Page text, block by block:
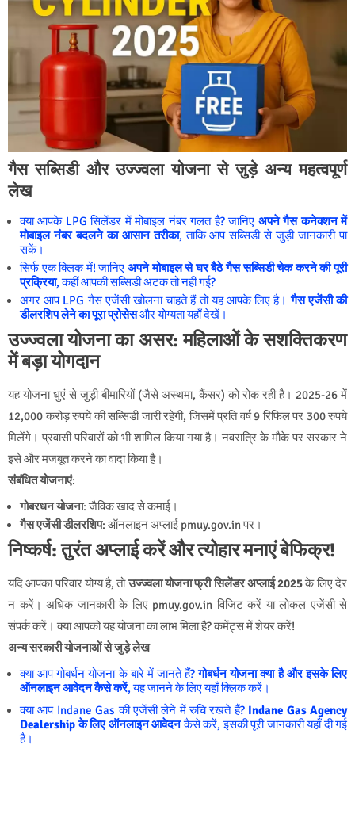
गैस सब्सिडी और उज्ज्वला योजना से जुड़े अन्य महत्वपूर्ण
लेख
क्या आपके LPG सिलेंडर में मोबाइल नंबर गलत है? जानिए अपने गैस कनेक्शन में
मोबाइल नंबर बदलने का आसान तरीका, ताकि आप सब्सिडी से जुड़ी जानकारी पा
सकें।
सिर्फ एक क्लिक में! जानिए अपने मोबाइल से घर बैठे गैस सब्सिडी चेक करने की पूरी
प्रक्रिया, कहीं आपकी सब्सिडी अटक तो नहीं गई?
अगर आप LPG गैस एजेंसी खोलना चाहते हैं तो यह आपके लिए है।गैस एजेंसी की
डीलरशिप लेने का पूरा प्रोसेसऔर योग्यता यहाँ देखें।
उज्ज्वला योजना का असर: महिलाओं के सशक्तिकरण
में बड़ा योगदान
यह योजना धुएं से जुड़ी बीमारियों (जैसे अस्थमा, कैंसर) को रोक रही है। 2025-26 में
12,000 करोड़ रुपये की सब्सिडी जारी रहेगी, जिसमें प्रति वर्ष 9 रिफिल पर 300 रुपये
मिलेंगे। प्रवासी परिवारों को भी शामिल किया गया है। नवरात्रि के मौके पर सरकार ने
इसे और मजबूत करने का वादा किया है।
संबंधित योजनाएं:
गोबरधन योजना: जैविक खाद से कमाई।
गैस एजेंसी डीलरशिप: ऑनलाइन अप्लाई pmuy.gov.in पर।
निष्कर्ष: तुरंत अप्लाई करें और त्योहार मनाएं बेफिक्र!
यदि आपका परिवार योग्य है, तोउज्ज्वला योजना फ्री सिलेंडर अप्लाई 2025के लिए देर
न करें। अधिक जानकारी के लिए pmuy.gov.in विजिट करें या लोकल एजेंसी से
संपर्क करें। क्या आपको यह योजना का लाभ मिला है? कमेंट्स में शेयर करें!
अन्य सरकारी योजनाओं से जुड़े लेख
क्या आप गोबर्धन योजना के बारे में जानते हैं?गोबर्धन योजना क्या है और इसके लिए
ऑनलाइन आवेदन कैसे करें, यह जानने के लिए यहाँ क्लिक करें।
क्या आप Indane Gas की एजेंसी लेने में रुचि रखते हैं? Indane Gas Agency
Dealership के लिए ऑनलाइन आवेदनकैसे करें, इसकी पूरी जानकारी यहाँ दी गई
है।